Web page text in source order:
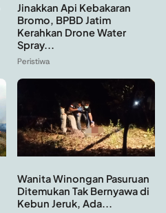
Jinakkan Api Kebakaran
Bromo, BPBD Jatim
Kerahkan Drone Water
Spray...
Peristiwa
Wanita Winongan Pasuruan
Ditemukan Tak Bernyawa di
Kebun Jeruk, Ada...